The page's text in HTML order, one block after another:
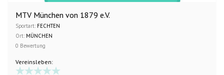
MTV München von 1879 e.V.
Sportart: FECHTEN
Ort: MÜNCHEN
0 Bewertung
Vereinsleben: